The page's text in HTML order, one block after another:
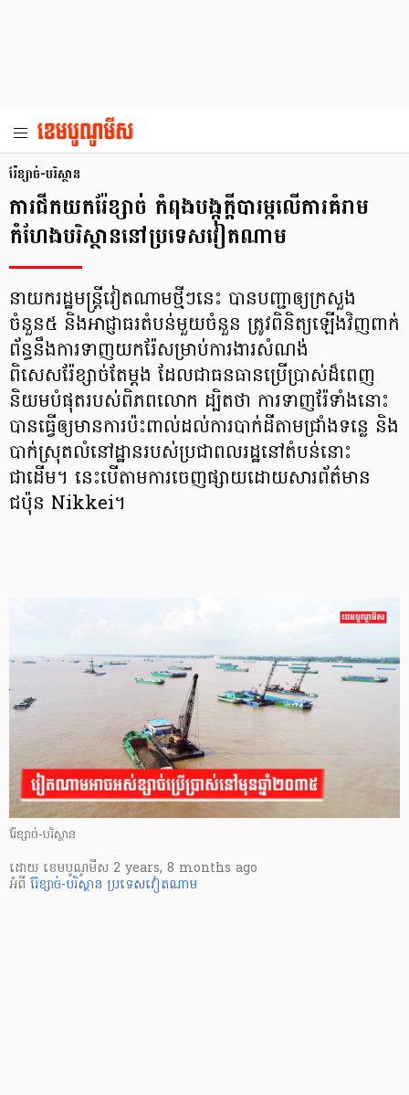
រ៉ែខ្សាច់-បរិស្ថាន
ការជីកយករ៉ែខ្សាច់ កំពុងបង្កក្ដីបារម្ភលើការគំរាម
កំហែងបរិស្ថាននៅប្រទេសវៀតណាម
នាយករដ្ឋមន្ត្រីវៀតណាមថ្មីៗនេះ បានបញ្ជាឲ្យក្រសួង
ចំនួន៥ និងអាជ្ញាធរតំបន់មួយចំនួន ត្រូវពិនិត្យឡើងវិញពាក់
ព័ន្ធនឹងការទាញយករ៉ែសម្រាប់ការងារសំណង់
ពិសេសរ៉ែខ្សាច់តែម្ដង ដែលជាធនធានប្រើប្រាស់ដ៏ពេញ
និយមបំផុតរបស់ពិភពលោក ដ្បិតថា ការទាញរ៉ែទាំងនោះ
បានធ្វើឲ្យមានការប៉ះពាល់ដល់ការបាក់ដីតាមជ្រាំងទន្លេ និង
បាក់ស្រុតលំនៅដ្ឋានរបស់ប្រជាពលរដ្ឋនៅតំបន់នោះ
ជាដើម។ នេះបើតាមការចេញផ្សាយដោយសារព័ត៌មាន
ជប៉ុន Nikkei។
រ៉ែខ្សាច់-បរិស្ថាន
ដោយ ​ ខេមបូណូមីស 2 years, 8 months ago
អំពី រ៉ែខ្សាច់-បរិស្ថាន ប្រទេសវៀតណាម